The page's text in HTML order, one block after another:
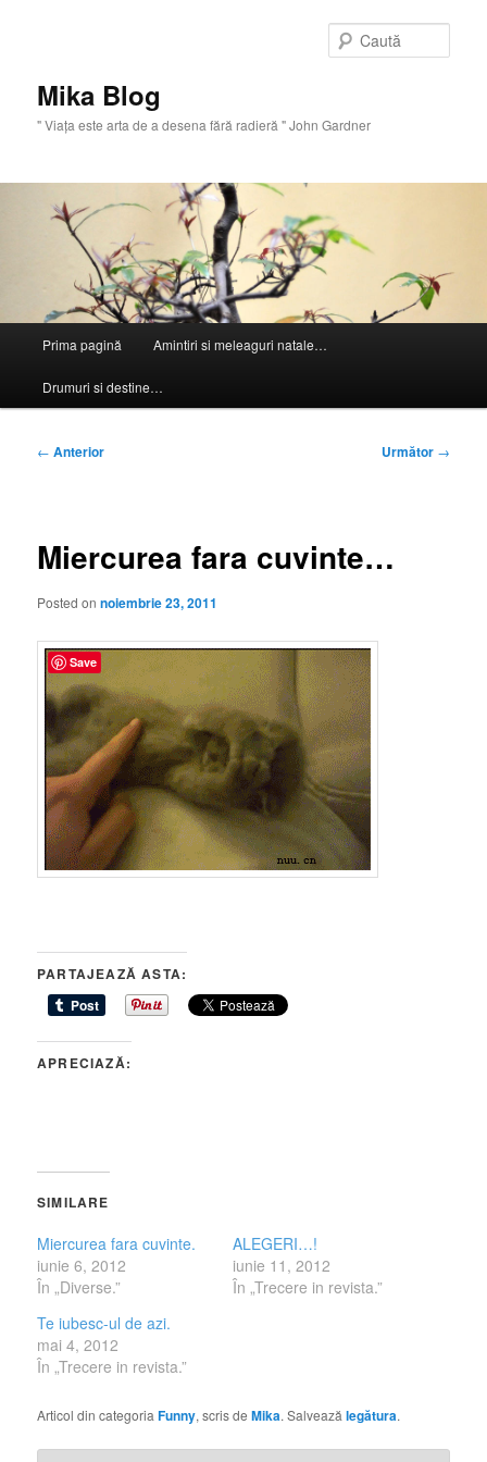
Mika Blog
" Viaţa este arta de a desena fără radieră " John Gardner
principal
Prima pagină Amintiri si meleaguri natale…
Drumuri si destine…
Navigare
← Anterior Următor →
Miercurea fara cuvinte…
Posted onnoiembrie 23, 2011
PARTAJEAZĂ ASTA:
APRECIAZĂ:
SIMILARE
Miercurea fara cuvinte.
iunie 6, 2012
În „Diverse.”
ALEGERI…!
iunie 11, 2012
În „Trecere in revista.”
Te iubesc-ul de azi.
mai 4, 2012
În „Trecere in revista.”
Articol din categoriaFunny, scris deMika. Salveazălegătura.
Save